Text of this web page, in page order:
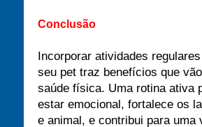
Conclusão
Incorporar atividades
seu pet traz benefícios que
saúde física. Uma rotina ativa
estar emocional, fortalece os
e animal, e contribui para uma